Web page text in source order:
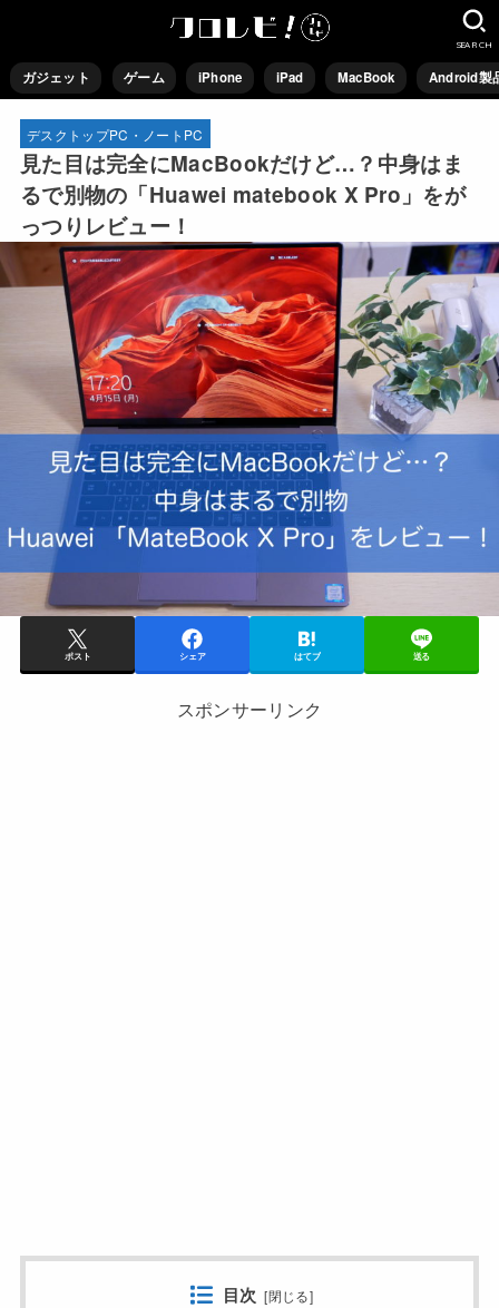
ガジェット ゲーム iPhone iPad MacBook Android製
SEARCH
デスクトップPC・ノートPC
見た目は完全にMacBookだけど…？中身はま
るで別物の「Huawei matebook X Pro」をが
っつりレビュー！
ポスト シェア はてブ 送る
スポンサーリンク
目次 [閉じる]